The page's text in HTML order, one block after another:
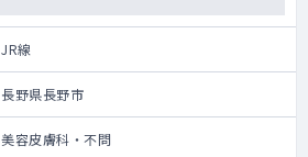
JR線
長野県長野市
美容皮膚科・不問